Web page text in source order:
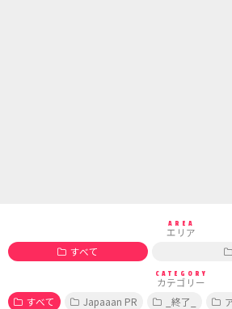
AREA
エリア
すべて
CATEGORY
カテゴリー
すべて
Japaaan PR _終了_